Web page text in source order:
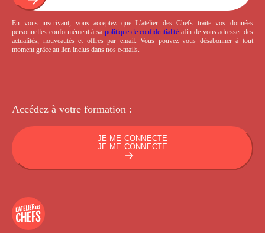
En vous inscrivant, vous acceptez que L’atelier des Chefs traite vos données
personnelles conformément à sa politique de confidentialité afin de vous adresser des
actualités, nouveautés et offres par email. Vous pouvez vous désabonner à tout
moment grâce au lien inclus dans nos e-mails.
Accédez à votre formation :
JE ME CONNECTE
JE ME CONNECTE